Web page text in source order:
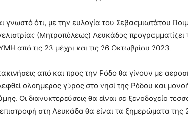
γνωστό ότι, με την ευλογία του Σεβασμιωτάτου
(Μητροπόλεως) Λευκάδος
από τις 23 μέχρι και τις 26 Οκτωβρίου 2023.
από και προς την Ρόδο θα γίνουν με
ολοήμερος γύρος στο νησί της Ρόδου και
Οι διανυκτερεύσεις θα είναι σε ξενοδοχείο
στη Λευκάδα θα είναι τα ξημερώματα της